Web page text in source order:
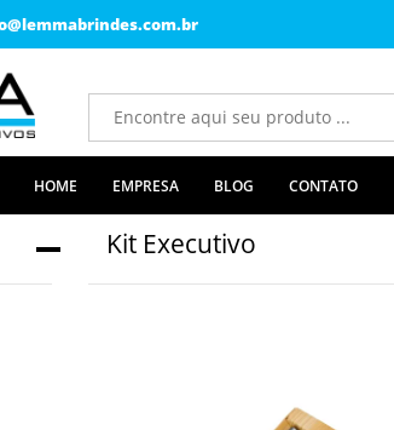
HOME EMPRESA BLOG CONTATO
Kit Executivo